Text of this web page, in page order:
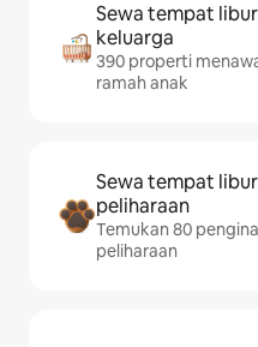
Sewa tempat
keluarga
390 properti
ramah anak
Sewa tempat
peliharaan
Temukan 80
peliharaan